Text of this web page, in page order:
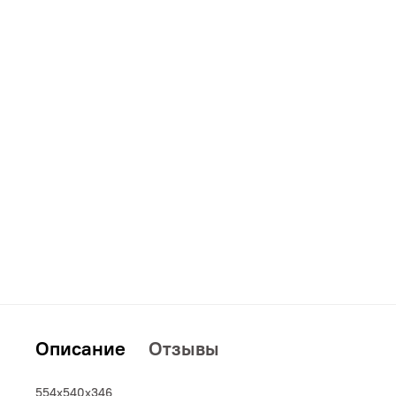
Описание Отзывы
554х540х346